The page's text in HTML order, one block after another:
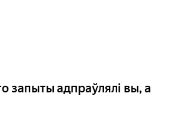
запыты адпраўлялі вы, а